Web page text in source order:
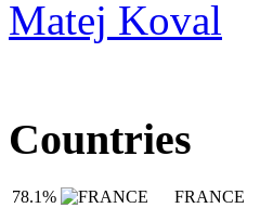
Countries
78.1%
FRANCE